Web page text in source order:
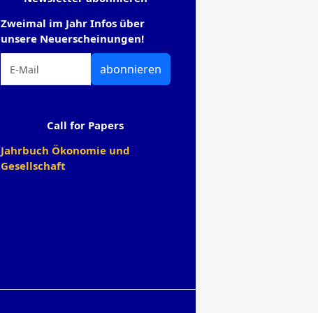
Zweimal im Jahr Infos über
unsere Neuerscheinungen!
abonnieren
Call for Papers
Jahrbuch Ökonomie und
Gesellschaft